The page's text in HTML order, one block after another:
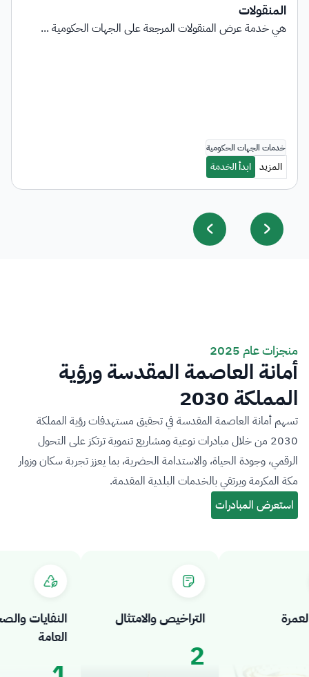
المنقولات
هي خدمة عرض المنقولات المرجعة على الجهات الحكومية ...
منجزات عام 2025
أمانة العاصمة المقدسة ورؤية
المملكة 2030
تسهم أمانة العاصمة المقدسة في تحقيق مستهدفات رؤية المملكة
2030 من خلال مبادرات نوعية ومشاريع تنموية ترتكز على التحول
الرقمي، وجودة الحياة، والاستدامة الحضرية، بما يعزز تجربة سكان وزوار
مكة المكرمة ويرتقي بالخدمات البلدية المقدمة.
النفايات والصحة
العامة
التراخيص والامتثال
2